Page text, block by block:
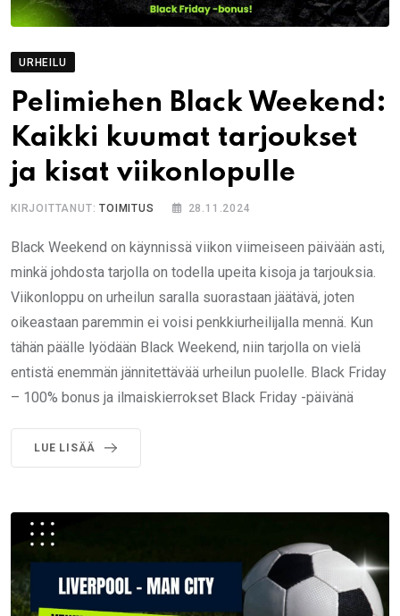
URHEILU
Pelimiehen Black Weekend:
Kaikki kuumat tarjoukset
ja kisat viikonlopulle
KIRJOITTANUT:TOIMITUS 28.11.2024
Black Weekend on käynnissä viikon viimeiseen päivään asti,
minkä johdosta tarjolla on todella upeita kisoja ja tarjouksia.
Viikonloppu on urheilun saralla suorastaan jäätävä, joten
oikeastaan paremmin ei voisi penkkiurheilijalla mennä. Kun
tähän päälle lyödään Black Weekend, niin tarjolla on vielä
entistä enemmän jännitettävää urheilun puolelle. Black Friday
– 100% bonus ja ilmaiskierrokset Black Friday -päivänä
LUE LISÄÄ